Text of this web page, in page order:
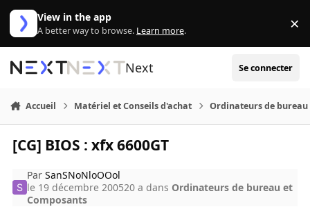
Aller au contenu
View in the app
A better way to browse. Learn more. ×
Next Se connecter
Accueil Matériel et Conseils d'achat Ordinateurs de bureau
[CG] BIOS : xfx 6600GT
ParSanSNoNloOOol
le 19 décembre 200520 a dans Ordinateurs de bureau et
Composants